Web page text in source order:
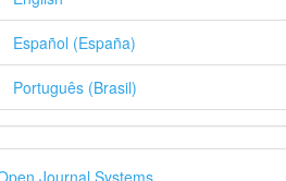
Español (España)
Português (Brasil)
Journal Systems